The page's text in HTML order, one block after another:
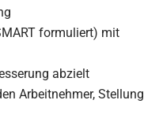
formuliert) mit
abzielt
Arbeitnehmer, Stellung